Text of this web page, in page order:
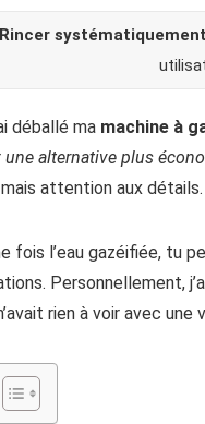
Rincer systématiquement
déballé ma machine à
une alternative plus
attention aux détails.
fois l’eau gazéifiée, tu
Personnellement,
rien à voir avec une